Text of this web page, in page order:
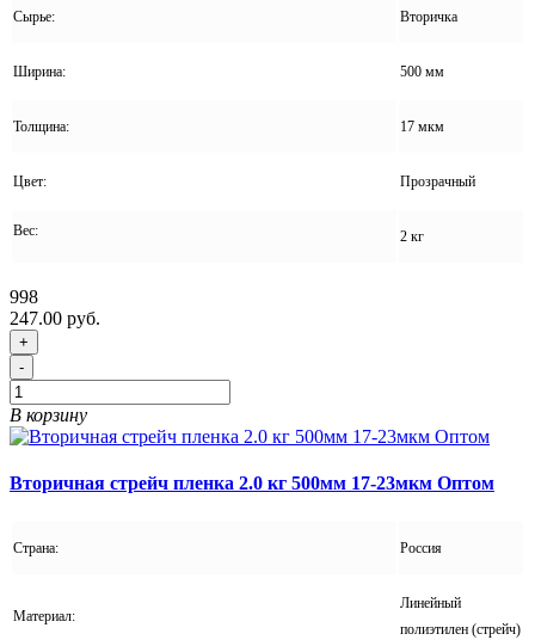
Сырье: Вторичка
Ширина: 500 мм
Толщина: 17 мкм
Цвет: Прозрачный
Вес: 2 кг
998
247.00 руб.
+
-
В корзину
Вторичная стрейч пленка 2.0 кг 500мм 17-23мкм Оптом
Страна: Россия
Материал:
Линейный
полиэтилен (стрейч)